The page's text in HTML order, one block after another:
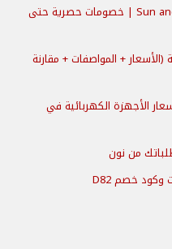
تخفيضات نهاية الشهر الإمارات Sun and Sands | خصومات حصرية حتى
في السعودية (الأسعار + المواصفات + مقارنة
غاليري اليوم 2026 🔥 أسعار الأجهزة الكهربائية في
من نون